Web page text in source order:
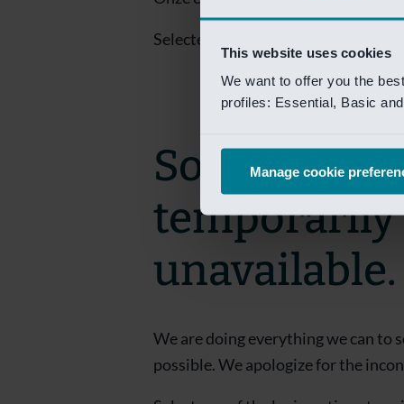
This website uses cookies
We want to offer you the
profiles: Essential, Basic
Manage cookie
Selecteer een van de login opties
Sorry! This
temporarily
unavailable.
We are doing everything we can to
possible. We apologize for the